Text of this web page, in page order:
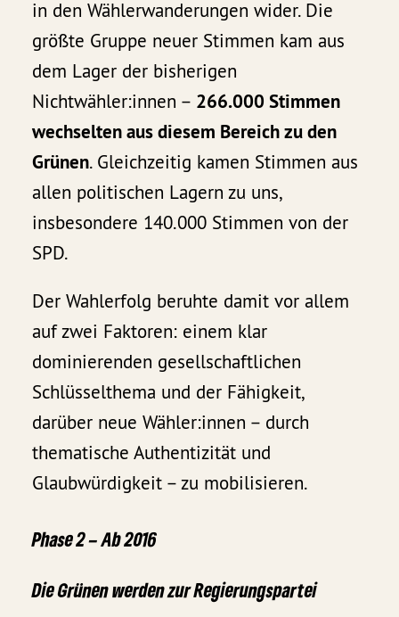
in den Wählerwanderungen wider. Die
größte Gruppe neuer Stimmen kam aus
dem Lager der bisherigen
Nichtwähler:innen – 266.000 Stimmen
wechselten aus diesem Bereich zu den
Grünen. Gleichzeitig kamen Stimmen aus
allen politischen Lagern zu uns,
insbesondere 140.000 Stimmen von der
SPD.
Der Wahlerfolg beruhte damit vor allem
auf zwei Faktoren: einem klar
dominierenden gesellschaftlichen
Schlüsselthema und der Fähigkeit,
darüber neue Wähler:innen – durch
thematische Authentizität und
Glaubwürdigkeit – zu mobilisieren.
Phase 2 – Ab 2016
Die Grünen werden zur Regierungspartei